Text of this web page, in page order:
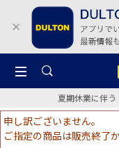
夏期休業に伴う
申し訳ございません。
ご指定の商品は販売終了